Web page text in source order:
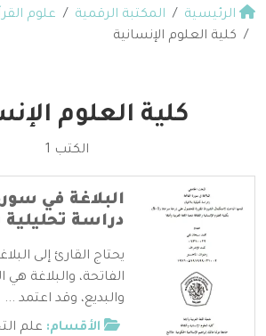
الرئيسية المكتبة الرقمية
علوم
كلية العلوم الإنسانية
كلية العلوم
الكتب 1
البلاغة في
دراسة تحليلية
يحتاج القارئ إلى
الفاتحة، والبلاغة هي
والبديع، وقد اعتمد ...
الأقسام: علم